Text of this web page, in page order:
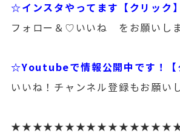
☆インスタやってます【クリック】
フォロー＆♡いいね をお願いし
☆Youtubeで情報公開中です！【
いいね！チャンネル登録もお願い